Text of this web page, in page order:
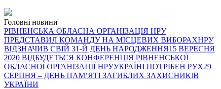
Головні новини
РІВНЕНСЬКА ОБЛАСНА ОРГАНІЗАЦІЯ НРУ
ПРЕДСТАВИЛ КОМАНДУ НА МІСЦЕВИХ ВИБОРАХНРУ
ВІДЗНАЧИВ СВІЙ 31-Й ДЕНЬ НАРОДЖЕННЯ15 ВЕРЕСНЯ
2020 ВІДБУДЕТЬСЯ КОНФЕРЕНЦІЯ РІВНЕНСЬКОЇ
ОБЛАСНОЇ ОРГАНІЗАЦІЇ НРУУКРАЇНІ ПОТРІБЕН РУХ29
СЕРПНЯ – ДЕНЬ ПАМ’ЯТІ ЗАГИБЛИХ ЗАХИСНИКІВ
УКРАЇНИ